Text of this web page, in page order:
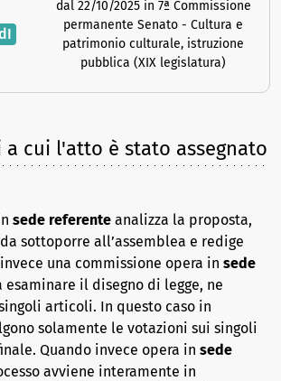
dal 22/10/2025 in 7ª Commissione
permanente Senato - Cultura e
patrimonio culturale, istruzione
pubblica (XIX legislatura)
a cui l'atto è stato assegnato
sede referente analizza la proposta,
sottoporre all’assemblea e redige
una commissione opera in sede
esaminare il disegno di legge, ne
articoli. In questo caso in
solamente le votazioni sui singoli
Quando invece opera in sede
avviene interamente in